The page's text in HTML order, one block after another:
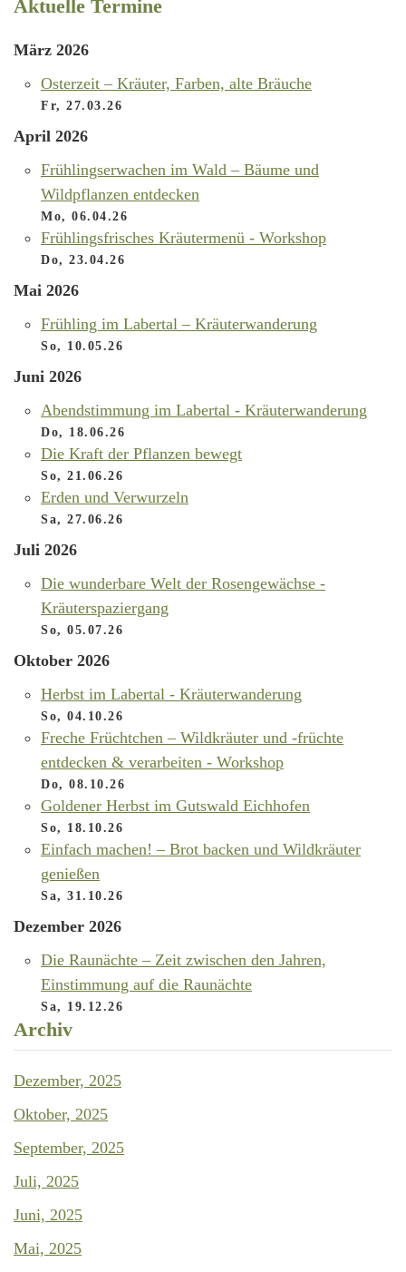
Aktuelle Termine
März 2026
Osterzeit – Kräuter, Farben, alte Bräuche
Fr, 27.03.26
April 2026
Frühlingserwachen im Wald – Bäume und
Wildpflanzen entdecken
Mo, 06.04.26
Frühlingsfrisches Kräutermenü - Workshop
Do, 23.04.26
Mai 2026
Frühling im Labertal – Kräuterwanderung
So, 10.05.26
Juni 2026
Abendstimmung im Labertal - Kräuterwanderung
Do, 18.06.26
Die Kraft der Pflanzen bewegt
So, 21.06.26
Erden und Verwurzeln
Sa, 27.06.26
Juli 2026
Die wunderbare Welt der Rosengewächse -
Kräuterspaziergang
So, 05.07.26
Oktober 2026
Herbst im Labertal - Kräuterwanderung
So, 04.10.26
Freche Früchtchen – Wildkräuter und -früchte
entdecken & verarbeiten - Workshop
Do, 08.10.26
Goldener Herbst im Gutswald Eichhofen
So, 18.10.26
Einfach machen! – Brot backen und Wildkräuter
genießen
Sa, 31.10.26
Dezember 2026
Die Raunächte – Zeit zwischen den Jahren,
Einstimmung auf die Raunächte
Sa, 19.12.26
Archiv
Dezember, 2025
Oktober, 2025
September, 2025
Juli, 2025
Juni, 2025
Mai, 2025